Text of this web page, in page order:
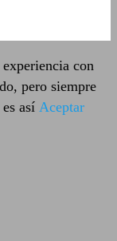
con
pero siempre
así Aceptar